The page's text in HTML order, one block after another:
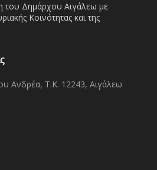
του Δημάρχου Αιγάλεω με
Κοινότητας και της
Ανδρέα, Τ.Κ. 12243, Αιγάλεω